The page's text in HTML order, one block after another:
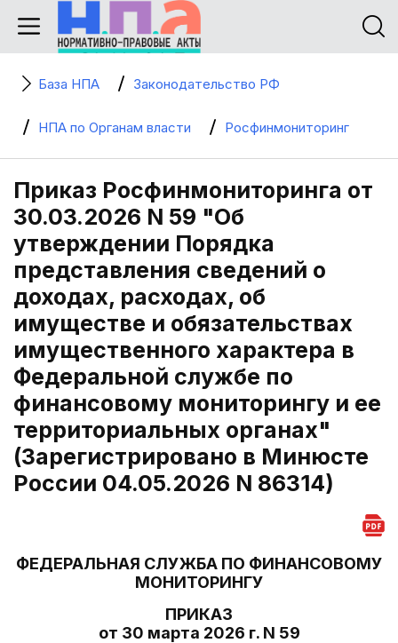
База НПА Законодательство РФ
НПА по Органам власти Росфинмониторинг
Приказ Росфинмониторинга от
30.03.2026 N 59 "Об
утверждении Порядка
представления сведений о
доходах, расходах, об
имуществе и обязательствах
имущественного характера в
Федеральной службе по
финансовому мониторингу и ее
территориальных органах"
(Зарегистрировано в Минюсте
России 04.05.2026 N 86314)
ФЕДЕРАЛЬНАЯ СЛУЖБА ПО ФИНАНСОВОМУ
МОНИТОРИНГУ
ПРИКАЗ
от 30 марта 2026 г. N 59